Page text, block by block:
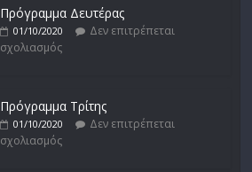
Πρόγραμμα Δευτέρας
01/10/2020
Δεν επιτρέπεται
σχολιασμός
Πρόγραμμα Τρίτης
01/10/2020
Δεν επιτρέπεται
σχολιασμός